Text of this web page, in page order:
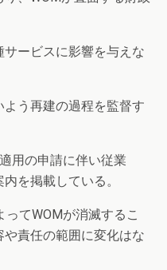
ービスに影響を与えな
う再建の過程を監督す
用の申請に伴い従業
を掲載している。
てWOMが消滅するこ
責任の範囲に変化はな